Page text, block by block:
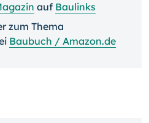
auf Baulinks
zum Thema
Baubuch / Amazon.de